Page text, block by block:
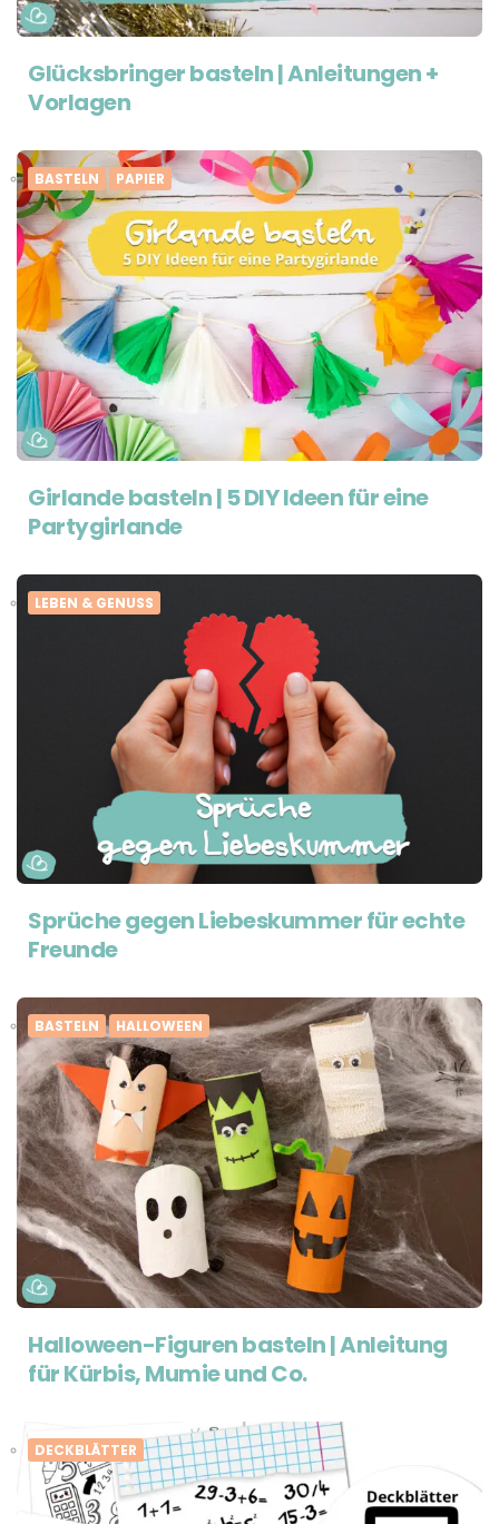
Glücksbringer basteln | Anleitungen +
Vorlagen
BASTELN PAPIER
Girlande basteln | 5 DIY Ideen für eine
Partygirlande
LEBEN & GENUSS
Sprüche gegen Liebeskummer für echte
Freunde
BASTELN HALLOWEEN
Halloween-Figuren basteln | Anleitung
für Kürbis, Mumie und Co.
DECKBLÄTTER